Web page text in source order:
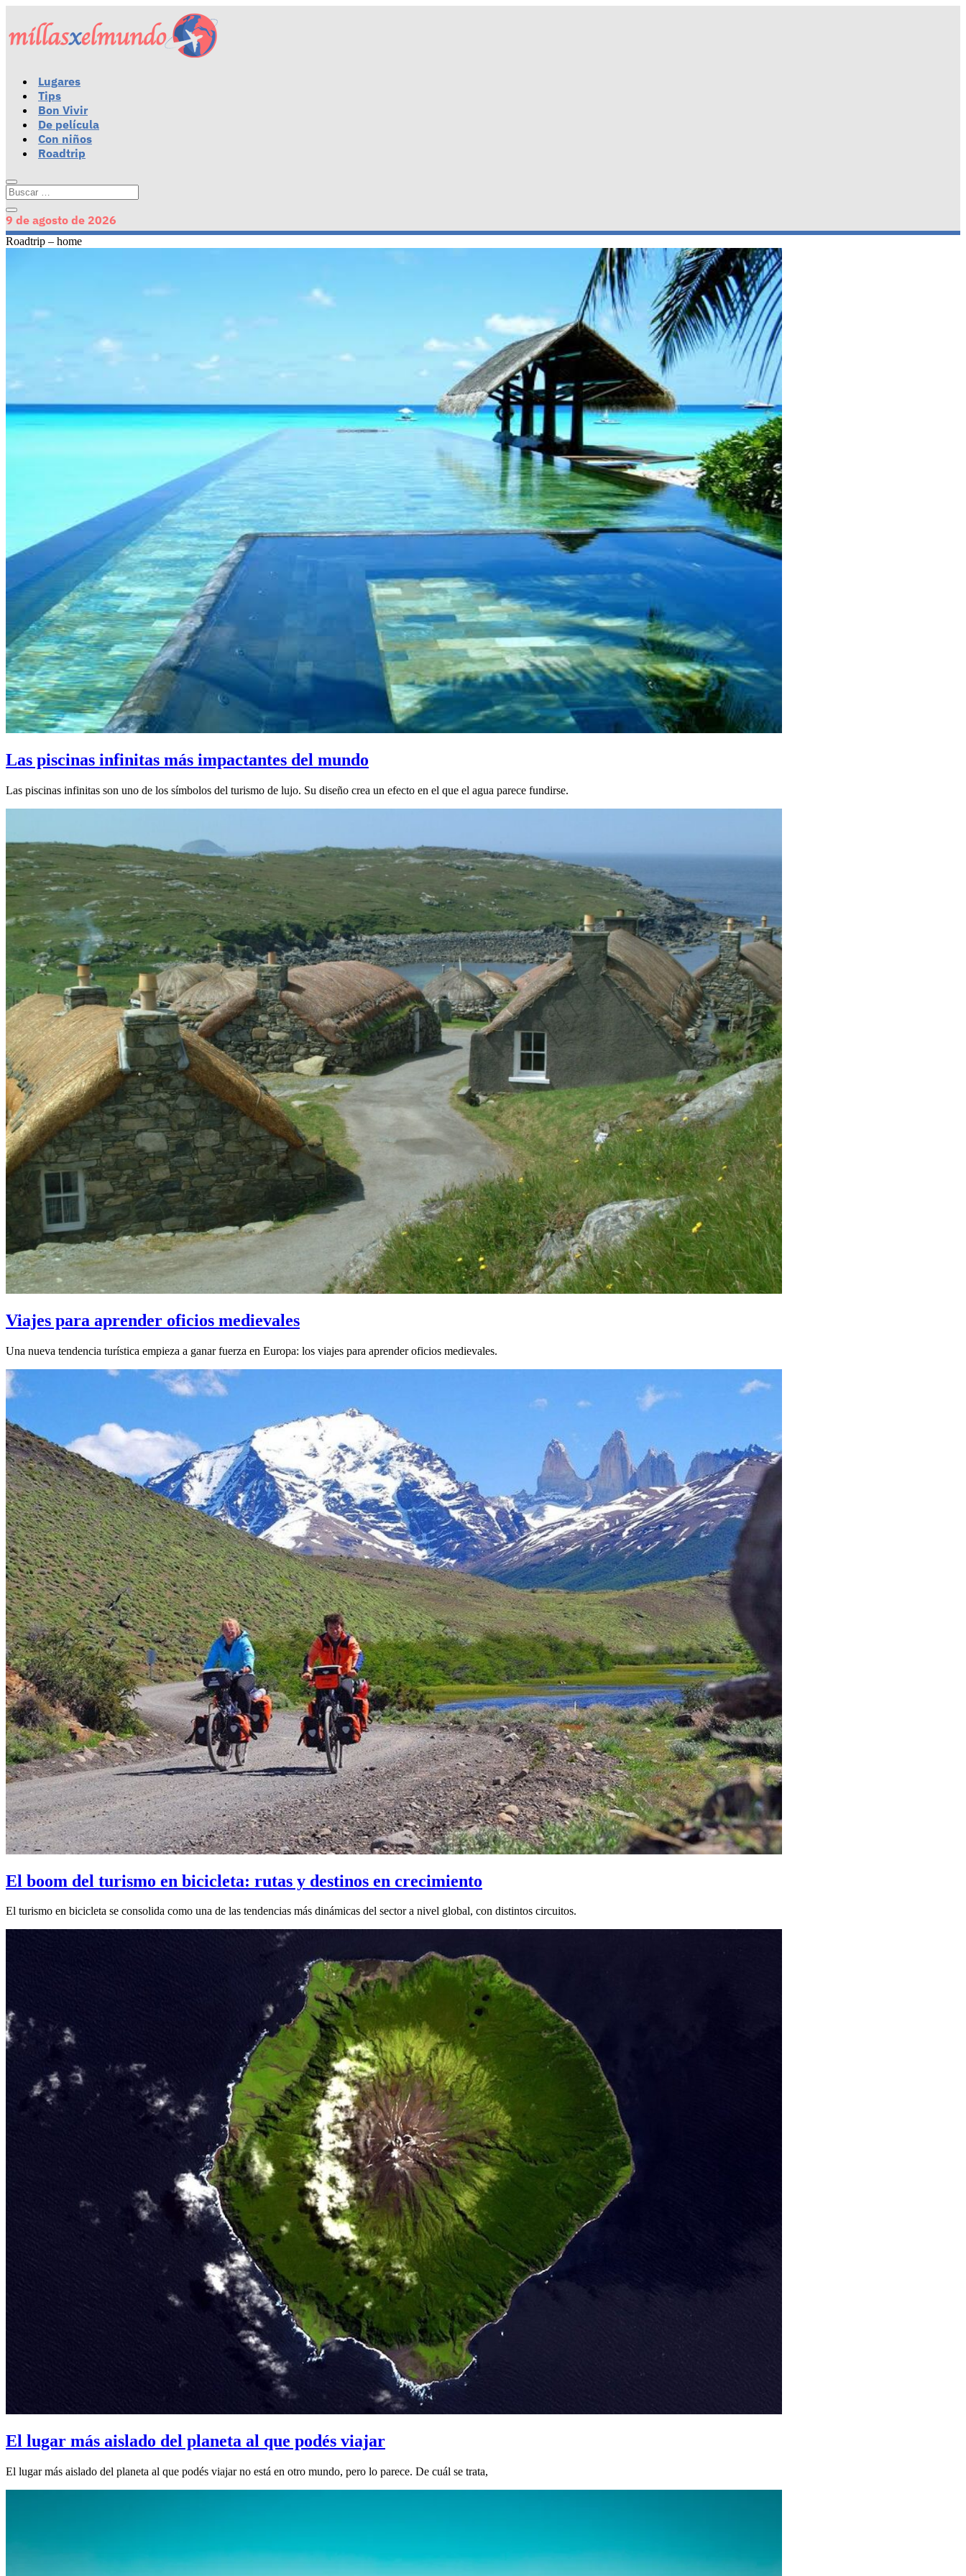
Lugares
Tips
Bon Vivir
De película
Con niños
Roadtrip
9 de agosto de 2026
Roadtrip – home
Las piscinas infinitas más impactantes del mundo
Las piscinas infinitas son uno de los símbolos del turismo de lujo. Su diseño crea un efecto en el que el agua parece fundirse.
Viajes para aprender oficios medievales
Una nueva tendencia turística empieza a ganar fuerza en Europa: los viajes para aprender oficios medievales.
El boom del turismo en bicicleta: rutas y destinos en crecimiento
El turismo en bicicleta se consolida como una de las tendencias más dinámicas del sector a nivel global, con distintos circuitos.
El lugar más aislado del planeta al que podés viajar
El lugar más aislado del planeta al que podés viajar no está en otro mundo, pero lo parece. De cuál se trata,